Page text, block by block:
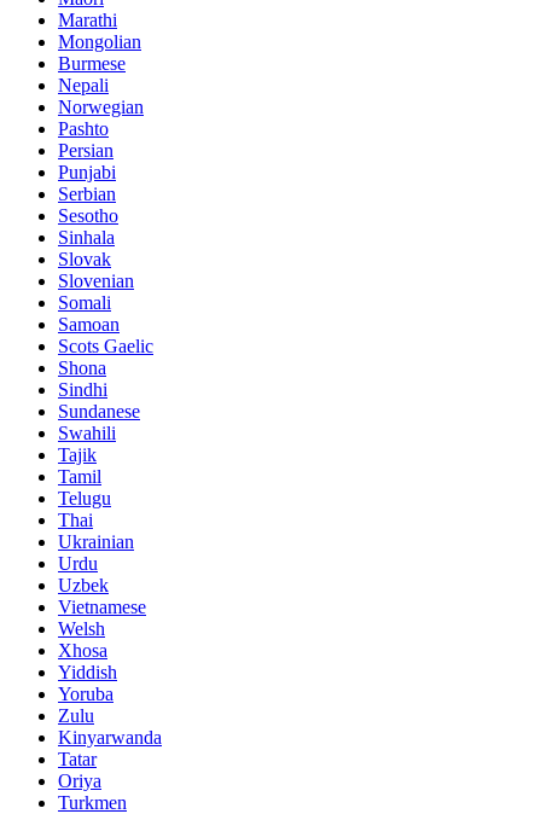
Marathi
Mongolian
Burmese
Nepali
Norwegian
Pashto
Persian
Punjabi
Serbian
Sesotho
Sinhala
Slovak
Slovenian
Somali
Samoan
Scots Gaelic
Shona
Sindhi
Sundanese
Swahili
Tajik
Tamil
Telugu
Thai
Ukrainian
Urdu
Uzbek
Vietnamese
Welsh
Xhosa
Yiddish
Yoruba
Zulu
Kinyarwanda
Tatar
Oriya
Turkmen